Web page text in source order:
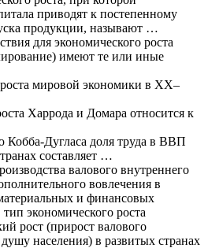
приводят к постепенному
продукции, называют …
для экономического роста
имеют те или иные
мировой экономики в XX–
Харрода и Домара относится к
Кобба-Дугласа доля труда в ВВП
составляет …
валового внутреннего
вовлечения в
и финансовых
экономического роста
рост (прирост валового
населения) в развитых странах